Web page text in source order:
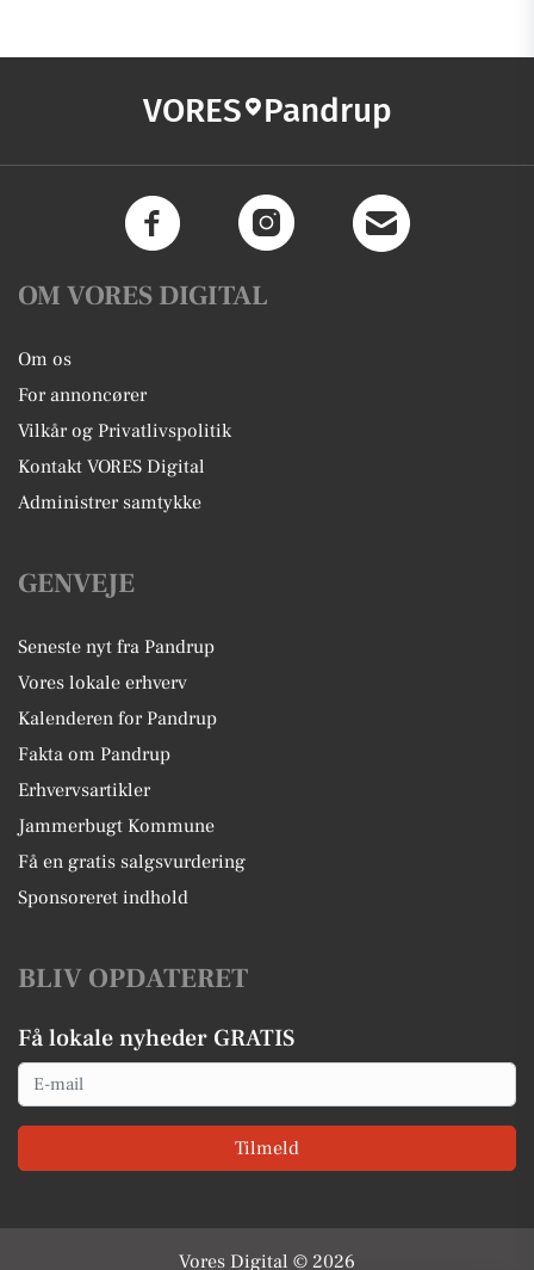
VORES Pandrup
OM VORES DIGITAL
Om os
For annoncører
Vilkår og Privatlivspolitik
Kontakt VORES Digital
Administrer samtykke
GENVEJE
Seneste nyt fra Pandrup
Vores lokale erhverv
Kalenderen for Pandrup
Fakta om Pandrup
Erhvervsartikler
Jammerbugt Kommune
Få en gratis salgsvurdering
Sponsoreret indhold
BLIV OPDATERET
Få lokale nyheder GRATIS
Email
Tilmeld
Vores Digital © 2026